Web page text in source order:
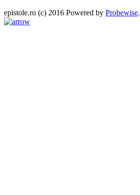
epistole.ro (c) 2016 Powered by Probewise.